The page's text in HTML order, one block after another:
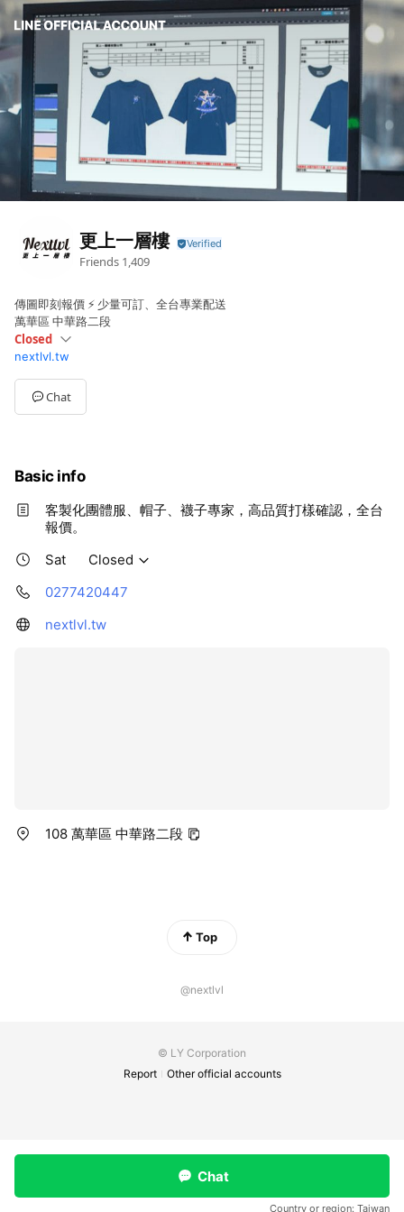
更上一層樓
Friends 1,409
傳圖即刻報價 ⚡ 少量可訂、全台專業配送
萬華區 中華路二段
Closed
SunClosed
Mon09:00 - 17:30
Tue09:00 - 17:30
Wed09:00 - 17:30
nextlvl.tw
Chat
Basic info
客製化團體服、帽子、襪子專家，高品質打樣確認，全台
報價。
Sat
Closed
0277420447
nextlvl.tw
108 萬華區 中華路二段
Top
@nextlvl
© LY Corporation
Report
Other official accounts
Chat
Country or region: Taiwan